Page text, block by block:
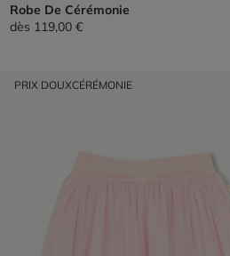
Robe De Cérémonie
dès 119,00 €
PRIX DOUXCÉRÉMONIE